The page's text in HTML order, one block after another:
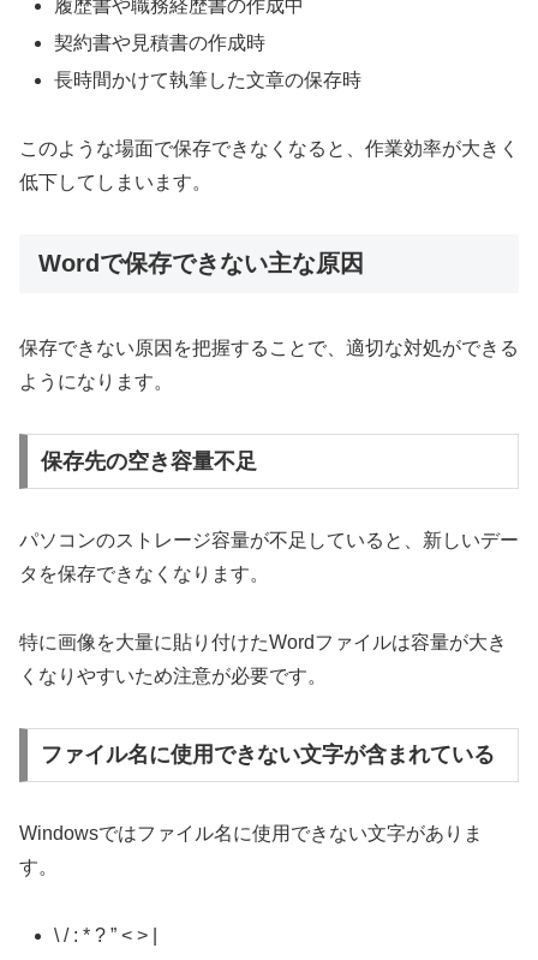
履歴書や職務経歴書の作成中
契約書や見積書の作成時
長時間かけて執筆した文章の保存時
このような場面で保存できなくなると、作業効率が大きく
低下してしまいます。
Wordで保存できない主な原因
保存できない原因を把握することで、適切な対処ができる
ようになります。
保存先の空き容量不足
パソコンのストレージ容量が不足していると、新しいデー
タを保存できなくなります。
特に画像を大量に貼り付けたWordファイルは容量が大き
くなりやすいため注意が必要です。
ファイル名に使用できない文字が含まれている
Windowsではファイル名に使用できない文字がありま
す。
\ / : * ? ” < > |